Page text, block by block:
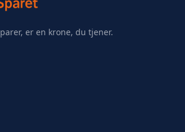
er en krone, du tjener.